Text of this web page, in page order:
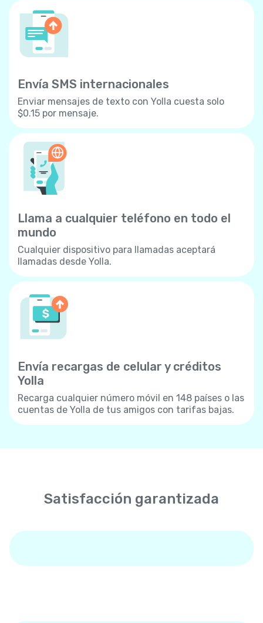
Envía SMS internacionales
Enviar mensajes de texto con Yolla cuesta solo
$0.15 por mensaje.
Llama a cualquier teléfono en todo el
mundo
Cualquier dispositivo para llamadas aceptará
llamadas desde Yolla.
Envía recargas de celular y créditos
Yolla
Recarga cualquier número móvil en 148 países o las
cuentas de Yolla de tus amigos con tarifas bajas.
Satisfacción garantizada